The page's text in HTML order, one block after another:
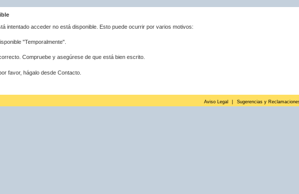
intentado acceder no está disponible. Esto puede ocurrir por varios motivos:
"Temporalmente".
Compruebe y asegúrese de que está bien escrito.
favor, hágalo desde Contacto.
Aviso Legal Sugerencias y